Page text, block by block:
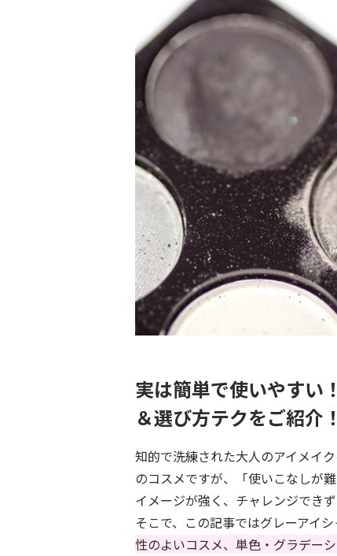
実は簡単で使いやすい
＆選び方テクをご紹介！
知的で洗練された大人のアイメイ
のコスメですが、「使いこなしが
イメージが強く、チャレンジでき
そこで、この記事ではグレーアイ
性のよいコスメ、単色・グラデー